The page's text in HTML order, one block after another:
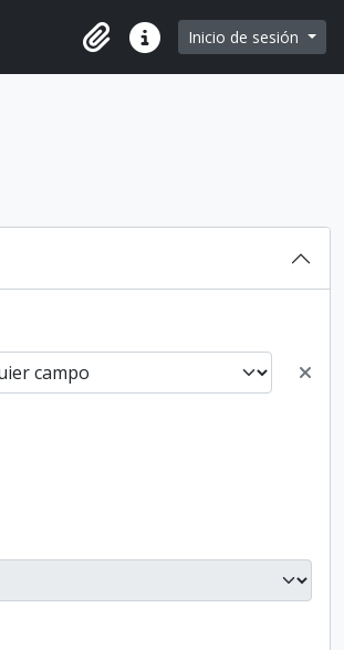
Portapapeles
Enlaces rápidos
Inicio de sesión